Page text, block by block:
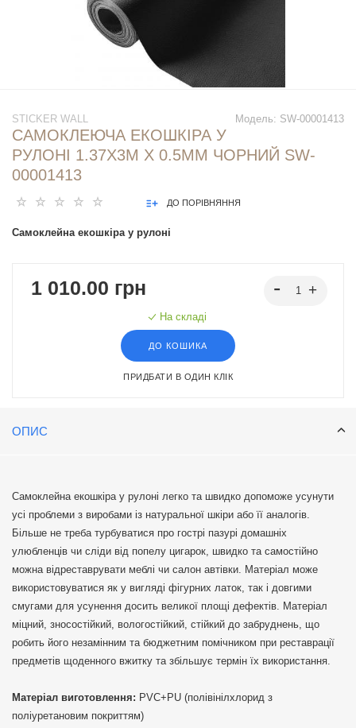
Модель: SW-00001413
STICKER WALL
САМОКЛЕЮЧА ЕКОШКІРА У
РУЛОНІ 1.37Х3М Х 0.5ММ ЧОРНИЙ SW-
00001413
ДО ПОРІВНЯННЯ
Самоклейна екошкіра у рулоні
1 010.00 грн
На складі
ДО КОШИКА
ПРИДБАТИ В ОДИН КЛІК
ОПИС
Самоклейна екошкіра у рулоні легко та швидко допоможе усунути
усі проблеми з виробами із натуральної шкіри або її аналогів.
Більше не треба турбуватися про гострі пазурі домашніх
улюбленців чи сліди від попелу цигарок, швидко та самостійно
можна відреставрувати меблі чи салон автівки. Матеріал може
використовуватися як у вигляді фігурних латок, так і довгими
смугами для усунення досить великої площі дефектів. Матеріал
міцний, зносостійкий, вологостійкий, стійкий до забруднень, що
робить його незамінним та бюджетним помічником при реставрації
предметів щоденного вжитку та збільшує термін їх використання.
Матеріал виготовлення: PVC+PU (полівінілхлорид з
поліуретановим покриттям)